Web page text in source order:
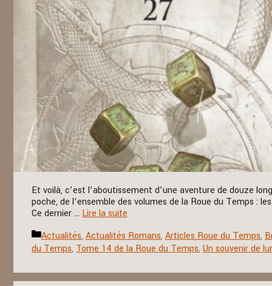
Et voilà, c’est l’aboutissement d’une aventure de douze
poche, de l’ensemble des volumes de la Roue du Temps :
Ce dernier … Lire la suite
Catégories
Actualités, Actualités Romans, Articles Roue du Temps,
du Temps, Tome 14 de la Roue du Temps, Un souvenir de